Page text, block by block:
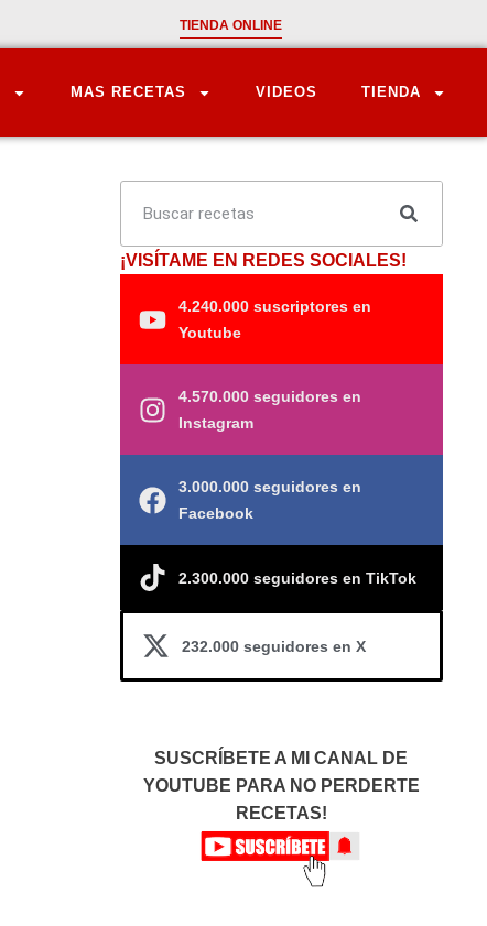
TIENDA ONLINE
MAS RECETAS VIDEOS TIENDA
¡VISÍTAME EN REDES SOCIALES!
4.240.000 suscriptores en
Youtube
4.570.000 seguidores en
Instagram
3.000.000 seguidores en
Facebook
2.300.000 seguidores en TikTok
232.000 seguidores en X
SUSCRÍBETE A MI CANAL DE
YOUTUBE PARA NO PERDERTE
RECETAS!